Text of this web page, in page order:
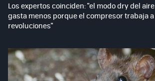
Los expertos coinciden: "el modo dry del
gasta menos porque el compresor trabaja
revoluciones"